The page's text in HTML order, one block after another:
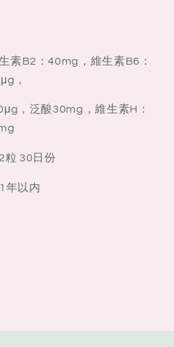
素B2：40mg，維生素B6：
，
，泛酸30mg，維生素H：
粒 30日份
年以内